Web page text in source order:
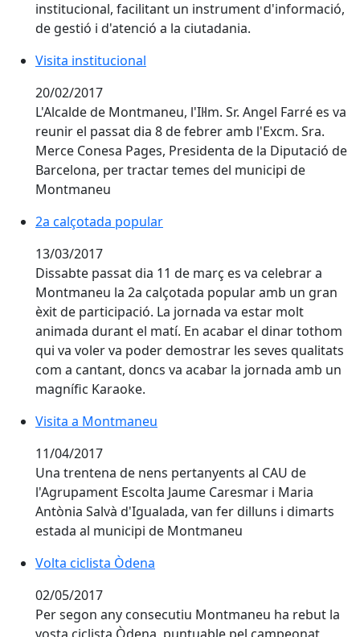
institucional, facilitant un instrument d'informació,
de gestió i d'atenció a la ciutadania.
Visita institucional
Visita institucional
20/02/2017
L'Alcalde de Montmaneu, l'Il·lm. Sr. Angel Farré es va
reunir el passat dia 8 de febrer amb l'Excm. Sra.
Merce Conesa Pages, Presidenta de la Diputació de
Barcelona, per tractar temes del municipi de
Montmaneu
2a calçotada popular
2a calçotada popular
13/03/2017
Dissabte passat dia 11 de març es va celebrar a
Montmaneu la 2a calçotada popular amb un gran
èxit de participació. La jornada va estar molt
animada durant el matí. En acabar el dinar tothom
qui va voler va poder demostrar les seves qualitats
com a cantant, doncs va acabar la jornada amb un
magnífic Karaoke.
Visita a Montmaneu
Visita a Montmaneu
11/04/2017
Una trentena de nens pertanyents al CAU de
l'Agrupament Escolta Jaume Caresmar i Maria
Antònia Salvà d'Igualada, van fer dilluns i dimarts
estada al municipi de Montmaneu
Volta ciclista Òdena
Volta ciclista Òdena
02/05/2017
Per segon any consecutiu Montmaneu ha rebut la